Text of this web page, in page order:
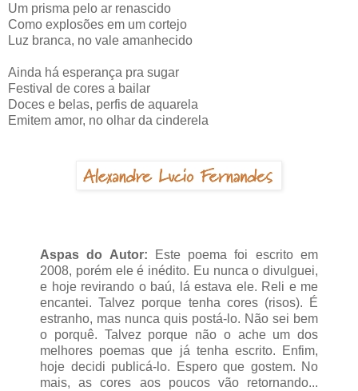
Um prisma pelo ar renascido
Como explosões em um cortejo
Luz branca, no vale amanhecido
Ainda há esperança pra sugar
Festival de cores a bailar
Doces e belas, perfis de aquarela
Emitem amor, no olhar da cinderela
Aspas do Autor: Este poema foi escrito em
2008, porém ele é inédito. Eu nunca o divulguei,
e hoje revirando o baú, lá estava ele. Reli e me
encantei. Talvez porque tenha cores (risos). É
estranho, mas nunca quis postá-lo. Não sei bem
o porquê. Talvez porque não o ache um dos
melhores poemas que já tenha escrito. Enfim,
hoje decidi publicá-lo. Espero que gostem. No
mais, as cores aos poucos vão retornando...